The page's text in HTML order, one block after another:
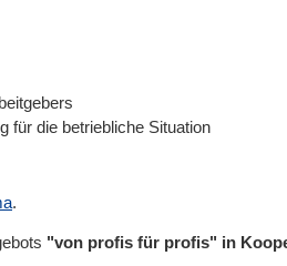
für die betriebliche Situation
.
"von profis für profis" in